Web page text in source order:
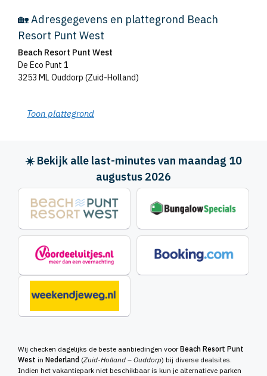
🏡 Adresgegevens en plattegrond Beach
Resort Punt West
Beach Resort Punt West
De Eco Punt 1
3253 ML Ouddorp (Zuid-Holland)
Toon plattegrond
☀️ Bekijk alle last-minutes van maandag 10
augustus 2026
Wij checken dagelijks de beste aanbiedingen voorBeach Resort Punt
West in Nederland (Zuid-Holland – Ouddorp) bij diverse dealsites.
Indien het vakantiepark niet beschikbaar is kun je alternatieve parken